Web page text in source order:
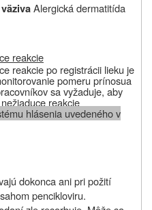
Alergická dermatitída
reakcie
reakcie po registrácii lieku je
pomeru prínosua
sa vyžaduje, aby
reakcie
hlásenia uvedeného v
dokonca ani pri požití
pencikloviru.